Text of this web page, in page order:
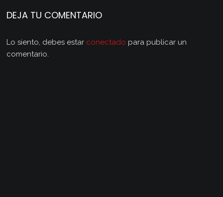
DEJA TU COMENTARIO
Lo siento, debes estar conectado para publicar un
comentario.